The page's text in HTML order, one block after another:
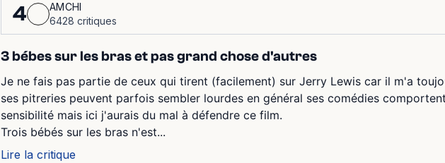
4
AMCHI
6428 critiques
3 bébes sur les bras et pas grand chose d'autres
Je ne fais pas partie de ceux qui tirent (facilement) sur Jerry Lewis car il m'a
ses pitreries peuvent parfois sembler lourdes en général ses comédies
sensibilité mais ici j'aurais du mal à défendre ce film.
Trois bébés sur les bras n'est...
Lire la critique